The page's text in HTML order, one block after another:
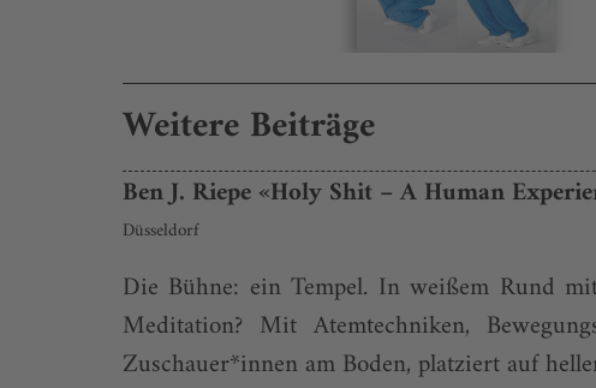
Weitere Beiträge
Ben J. Riepe «Holy Shit – A Human
Düsseldorf
Die Bühne: ein Tempel. In weißem Rund
Meditation? Mit Atemtechniken,
Zuschauer*innen am Boden, platziert auf